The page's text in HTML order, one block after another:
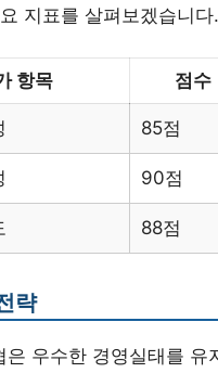
지표를 살펴보겠습니다.
항목 점수
85점
90점
88점
략
은 우수한 경영실태를